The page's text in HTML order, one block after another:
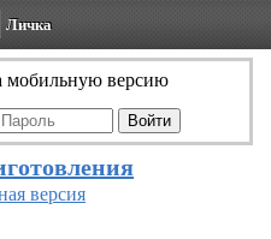
Личка
мобильную версию
версия